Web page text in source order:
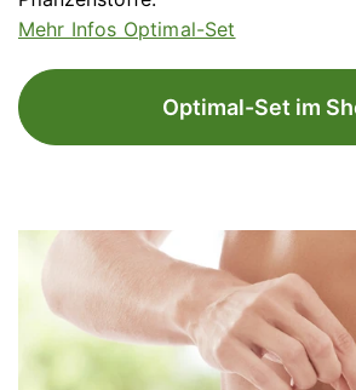
Mehr Infos Optimal-Set
Optimal-Set im